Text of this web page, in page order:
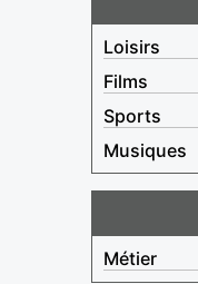
Loisirs
Films
Sports
Musiques
Métier